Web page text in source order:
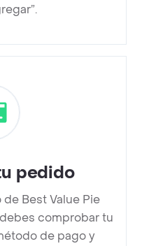
pedido
Best Value Pie
comprobar tu
de pago y